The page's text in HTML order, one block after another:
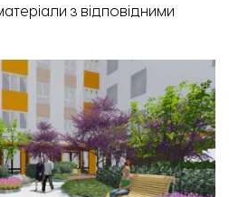
з відповідними